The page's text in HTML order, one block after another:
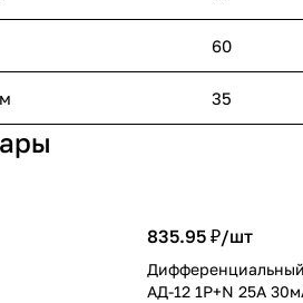
60
35
835.95 ₽/шт
АД-12 1Р+N 25А